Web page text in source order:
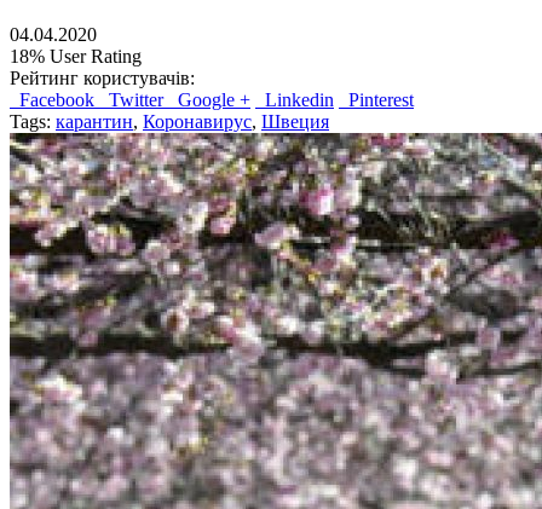
04.04.2020
18% User Rating
Рейтинг користувачів:
Facebook
Twitter Google + Linkedin
Pinterest
Tags: карантин, Коронавирус, Швеция